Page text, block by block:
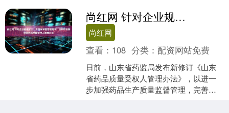
尚红网 针对企业规模扩大、产品线丰富管理需求，山东印发新修订药品质量受权人管理办法
尚红网
查看： 108 分类：配资网站免费
日前，山东省药监局发布新修订《山东
省药品质量受权人管理办法》，以进一
步加强药品生产质量监督管理，完善药